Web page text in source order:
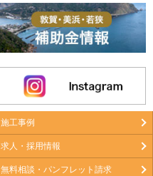
施工事例
求人・採用情報
無料相談・パンフレット請求